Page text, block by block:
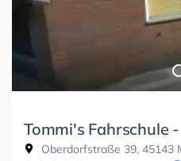
Tommi's Fahrschule
Oberdorfstraße 39, 45143